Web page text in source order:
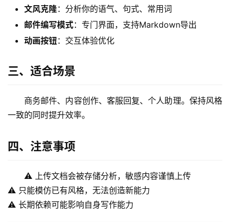
报
开
目
应
用
文风克隆：分析你的语气、句式、常用词
邮件编写模式：专门界面，支持Markdown导出
动画按钮 ：交互体验优化
三、适合场景
商务邮件、内容创作、客服回复、个人助理。保持风格
一致的同时提升效率。
四、注意事项
⚠️ 上传文档会被存储分析，敏感内容谨慎上传
⚠️ 只能模仿已有风格，无法创造新能力
⚠️ 长期依赖可能影响自身写作能力